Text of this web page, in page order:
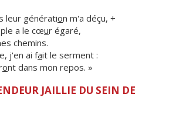
leur génération m'a déçu, +
a le cœur égaré,
chemins.
j'en ai fait le serment :
ont dans mon repos. »
JAILLIE DU SEIN DE